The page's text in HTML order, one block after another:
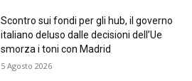
Scontro sui fondi per gli hub, il governo
italiano deluso dalle decisioni dell’Ue
smorza i toni con Madrid
5 Agosto 2026